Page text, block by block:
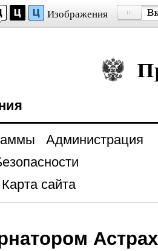
Изображения
Администрация
Карта сайта